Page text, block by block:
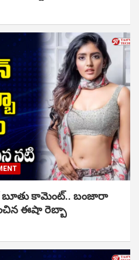
బూతు కామెంట్.. బంజారా
ఈషా రెబ్బా